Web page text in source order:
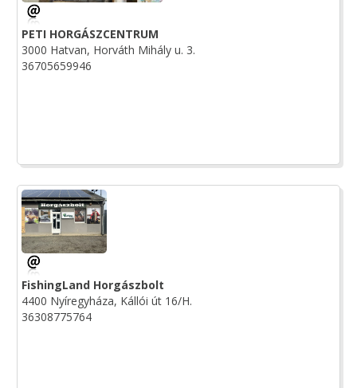
PETI HORGÁSZCENTRUM
3000 Hatvan, Horváth Mihály u. 3.
36705659946
FishingLand Horgászbolt
4400 Nyíregyháza, Kállói út 16/H.
36308775764